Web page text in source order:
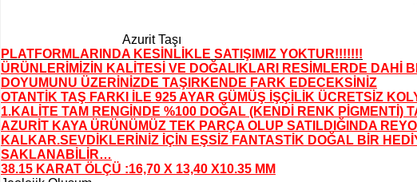
Azurit Taşı
PLATFORMLARINDA KESİNLİKLE SATIŞIMIZ YOKTUR!!!!!!!
ÜRÜNLERİMİZİN KALİTESİ VE DOĞALIKLARI RESİMLERDE DAHİ
DOYUMUNU ÜZERİNİZDE TAŞIRKENDE FARK EDECEKSİNİZ
OTANTİK TAŞ FARKI İLE 925 AYAR GÜMÜŞ İŞÇİLİK ÜCRETSİZ
1.KALİTE TAM RENGİNDE %100 DOĞAL (KENDİ RENK PİGMENTİ)
AZURİT KAYA ÜRÜNÜMÜZ TEK PARÇA OLUP SATILDIĞINDA
KALKAR.SEVDİKLERİNİZ İÇİN EŞSİZ FANTASTİK DOĞAL BİR
SAKLANABİLİR…
38.15 KARAT ÖLÇÜ :16,70 X 13,40 X10.35 MM